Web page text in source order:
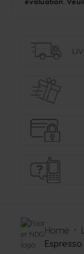
Home